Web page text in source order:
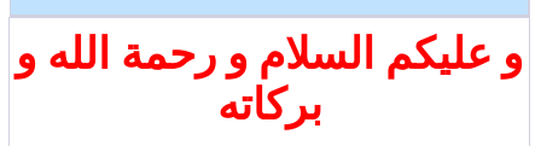
و عليكم السلام و رحمة الله و
بركاته